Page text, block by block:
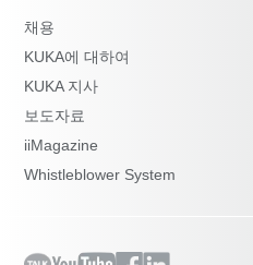
채용
KUKA에 대하여
KUKA 지사
보도자료
iiMagazine
Whistleblower System